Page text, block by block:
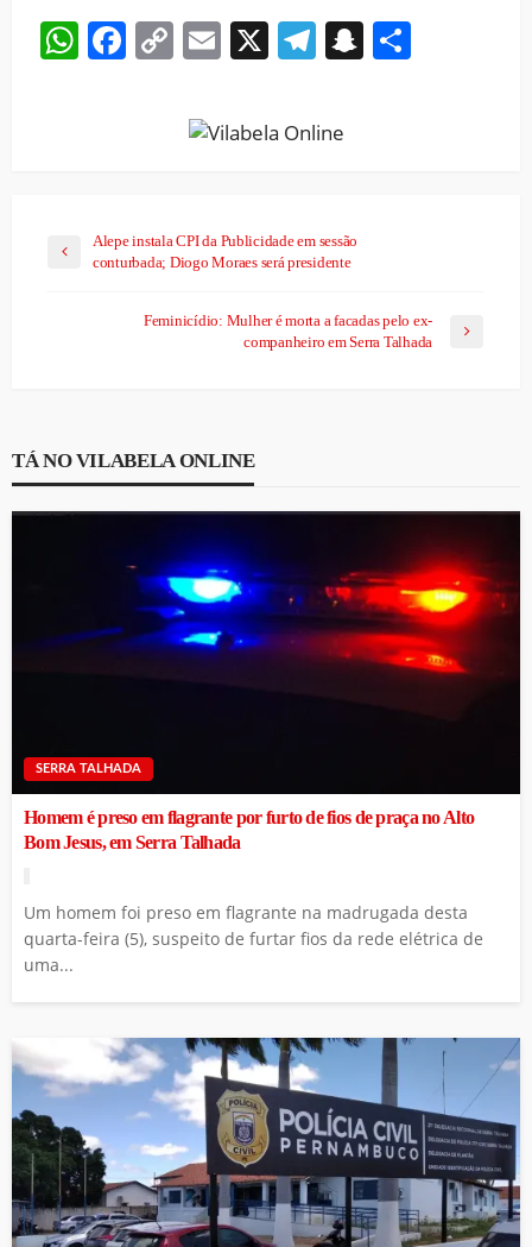
WhatsApp
Facebook
CopyEmail
X Telegram
Snapchat
Alepe instala CPI da Publicidade em sessão
conturbada; Diogo Moraes será presidente
Feminicídio: Mulher é morta a facadas pelo ex-
companheiro em Serra Talhada
TÁ NO VILABELA ONLINE
SERRA TALHADA
Homem é preso em flagrante por furto de fios de praça no Alto
Bom Jesus, em Serra Talhada
Um homem foi preso em flagrante na madrugada desta
quarta-feira (5), suspeito de furtar fios da rede elétrica de
uma...